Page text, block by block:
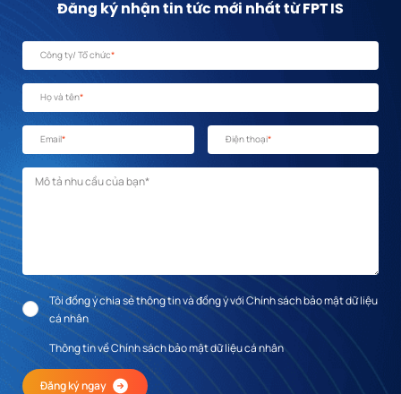
Đăng ký nhận tin tức mới nhất từ FPT IS
Công ty/ Tổ chức*
Họ và tên*
Email* Điện thoại*
Mô tả nhu cầu *
Tôi đồng ý chia sẻ thông tin và đồng ý với Chính sách bảo mật dữ liệu
cá nhân
Thông tin về Chính sách bảo mật dữ liệu cá nhân
Đăng ký ngay